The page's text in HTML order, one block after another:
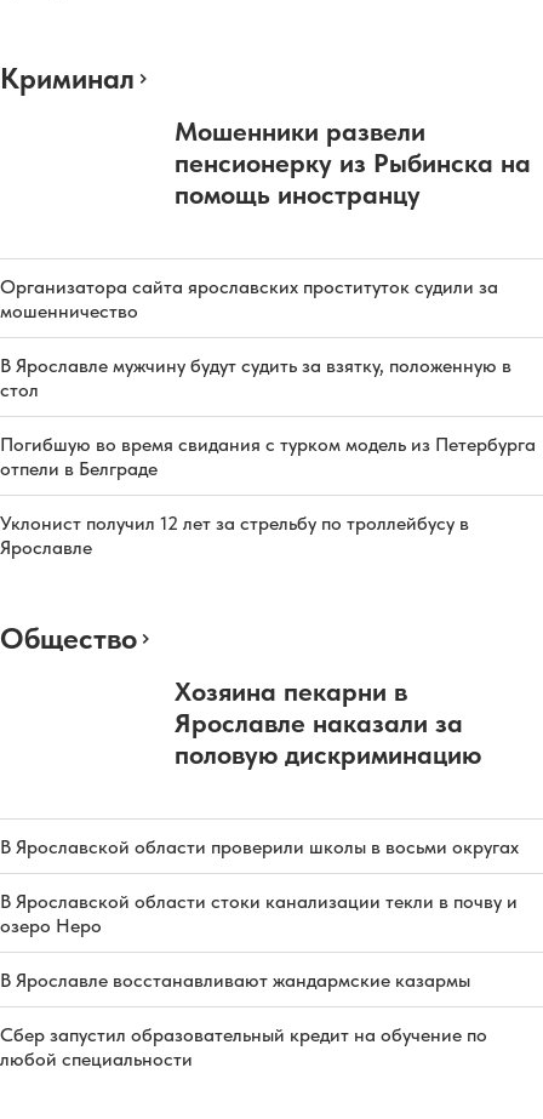
Криминал
Мошенники развели
пенсионерку из Рыбинска на
помощь иностранцу
Организатора сайта ярославских проституток судили за
мошенничество
В Ярославле мужчину будут судить за взятку, положенную в
стол
Погибшую во время свидания с турком модель из Петербурга
отпели в Белграде
Уклонист получил 12 лет за стрельбу по троллейбусу в
Ярославле
Общество
Хозяина пекарни в
Ярославле наказали за
половую дискриминацию
В Ярославской области проверили школы в восьми округах
В Ярославской области стоки канализации текли в почву и
озеро Неро
В Ярославле восстанавливают жандармские казармы
Сбер запустил образовательный кредит на обучение по
любой специальности